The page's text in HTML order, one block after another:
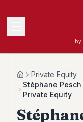
by
Andy
HomePrivate Equity
Stéphane
Private Equity